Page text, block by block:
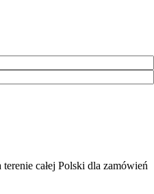
całej Polski dla zamówień